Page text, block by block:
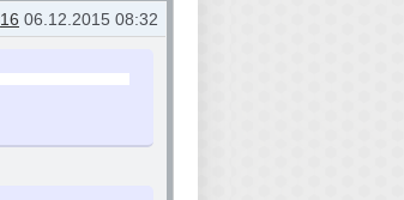
16 06.12.2015 08:32